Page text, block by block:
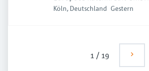
Köln, Deutschland Veröffentlicht
Gestern
1 / 19